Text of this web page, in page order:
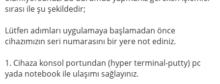
sırası ile şu şekildedir;
Lütfen adımları uygulamaya başlamadan önce
cihazımızın seri numarasını bir yere not ediniz.
1. Cihaza konsol portundan (hyper terminal-putty) pc
yada notebook ile ulaşımı sağlayınız.